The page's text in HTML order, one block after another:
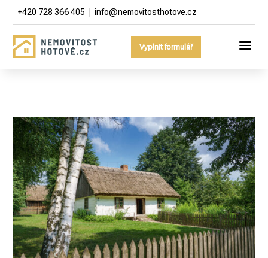
+420 728 366 405 |info@nemovitosthotove.cz
Vyplnit formulář a